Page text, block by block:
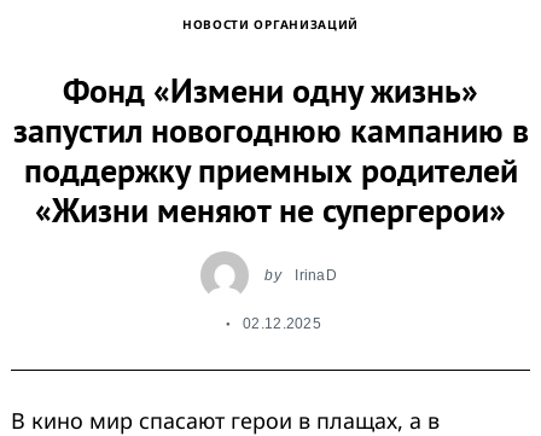
НОВОСТИ ОРГАНИЗАЦИЙ
Фонд «Измени одну жизнь»
запустил новогоднюю кампанию в
поддержку приемных родителей
«Жизни меняют не супергерои»
by IrinaD
02.12.2025
В кино мир спасают герои в плащах, а в